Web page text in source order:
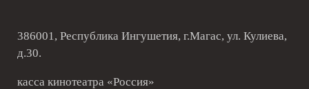
386001, Республика Ингушетия, г.Магас, ул. Кулиева,
д.30.
касса кинотеатра «Россия»